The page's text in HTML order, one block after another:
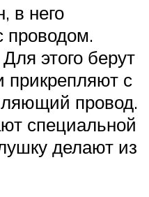
в него
проводом.
этого берут
прикрепляют с
провод.
специальной
делают из